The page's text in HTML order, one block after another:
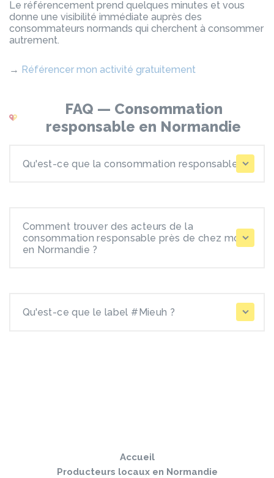
Le référencement prend quelques minutes et vous
donne une visibilité immédiate auprès des
consommateurs normands qui cherchent à consommer
autrement.
→ Référencer mon activité gratuitement
FAQ — Consommation
responsable en Normandie
Qu'est-ce que la consommation responsable ?
Comment trouver des acteurs de la
consommation responsable près de chez moi
en Normandie ?
Qu'est-ce que le label #Mieuh ?
Accueil
Producteurs locaux en Normandie